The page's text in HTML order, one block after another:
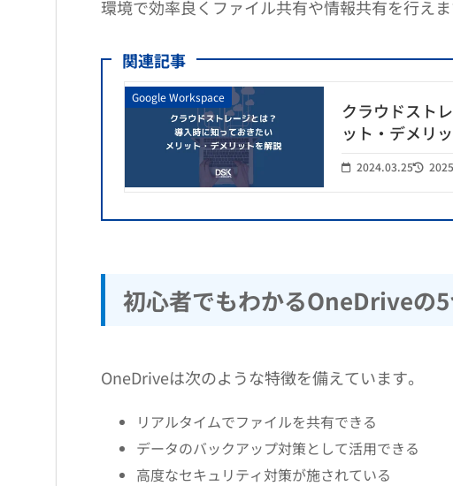
環境で効率良くファイル共有や情報共有を行えま
関連記事
Google Workspace
クラウドスト
ット・デメリ
2024.03.25
初心者でもわかるOneDriveの
OneDriveは次のような特徴を備えています。
リアルタイムでファイルを共有できる
データのバックアップ対策として活用できる
高度なセキュリティ対策が施されている